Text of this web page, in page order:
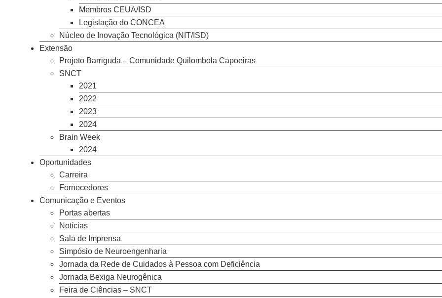
Membros CEUA/ISD
Legislação do CONCEA
Núcleo de Inovação Tecnológica (NIT/ISD)
Extensão
Projeto Barriguda – Comunidade Quilombola Capoeiras
SNCT
2021
2022
2023
2024
Brain Week
2024
Oportunidades
Carreira
Fornecedores
Comunicação e Eventos
Portas abertas
Notícias
Sala de Imprensa
Simpósio de Neuroengenharia
Jornada da Rede de Cuidados à Pessoa com Deficiência
Jornada Bexiga Neurogênica
Feira de Ciências – SNCT